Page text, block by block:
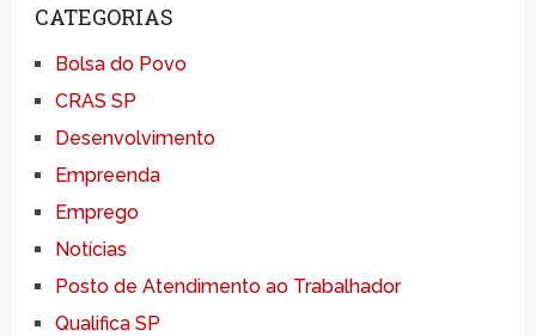
CATEGORIAS
Bolsa do Povo
CRAS SP
Desenvolvimento
Empreenda
Emprego
Notícias
Posto de Atendimento ao Trabalhador
Qualifica SP